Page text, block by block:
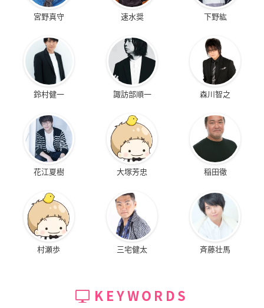
宮野真守 速水奨 下野紘
鈴村健一 諏訪部順一 森川智之
花江夏樹 大塚芳忠 稲田徹
村瀬歩 三宅健太 斉藤壮馬
KEYWORDS